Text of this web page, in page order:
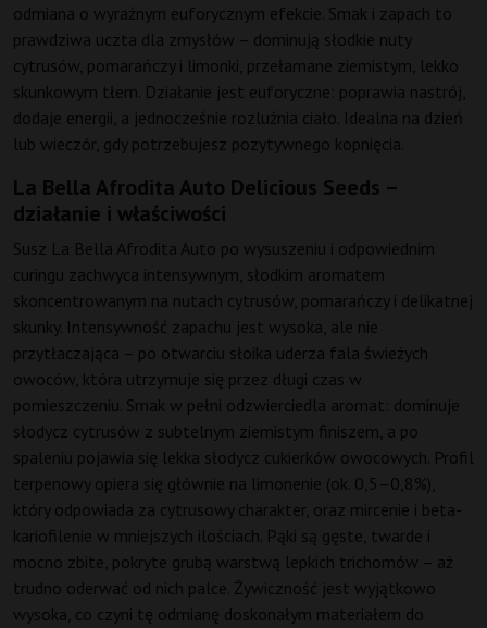
odmiana o wyraźnym euforycznym efekcie. Smak i zapach to
prawdziwa uczta dla zmysłów – dominują słodkie nuty
cytrusów, pomarańczy i limonki, przełamane ziemistym, lekko
skunkowym tłem. Działanie jest euforyczne: poprawia nastrój,
dodaje energii, a jednocześnie rozluźnia ciało. Idealna na dzień
lub wieczór, gdy potrzebujesz pozytywnego kopnięcia.
La Bella Afrodita Auto Delicious Seeds –
działanie i właściwości
Susz La Bella Afrodita Auto po wysuszeniu i odpowiednim
curingu zachwyca intensywnym, słodkim aromatem
skoncentrowanym na nutach cytrusów, pomarańczy i delikatnej
skunky. Intensywność zapachu jest wysoka, ale nie
przytłaczająca – po otwarciu słoika uderza fala świeżych
owoców, która utrzymuje się przez długi czas w
pomieszczeniu. Smak w pełni odzwierciedla aromat: dominuje
słodycz cytrusów z subtelnym ziemistym finiszem, a po
spaleniu pojawia się lekka słodycz cukierków owocowych. Profil
terpenowy opiera się głównie na limonenie (ok. 0,5–0,8%),
który odpowiada za cytrusowy charakter, oraz mircenie i beta-
kariofilenie w mniejszych ilościach. Pąki są gęste, twarde i
mocno zbite, pokryte grubą warstwą lepkich trichomów – aż
trudno oderwać od nich palce. Żywiczność jest wyjątkowo
wysoka, co czyni tę odmianę doskonałym materiałem do